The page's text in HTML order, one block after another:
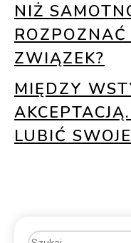
NIŻ
ROZPOZNAĆ
ZWIĄZEK?
MIĘDZY
LUBIĆ